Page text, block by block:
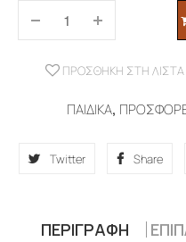
ΠΡΟΣΘΉΚΗ ΣΤΗ ΛΊΣΤΑ
ΠΑΙΔΙΚΑ,
Twitter Share
ΠΕΡΙΓΡΑΦΉ